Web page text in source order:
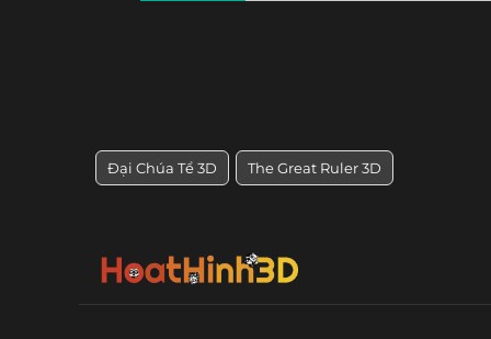
Đại Chúa Tể 3D The Great Ruler 3D